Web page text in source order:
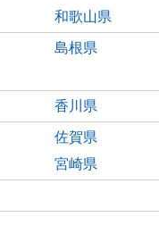
和歌山県
島根県
香川県
佐賀県
宮崎県